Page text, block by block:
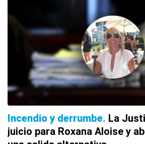
Incendio y derrumbe La
juicio para Roxana Aloise y